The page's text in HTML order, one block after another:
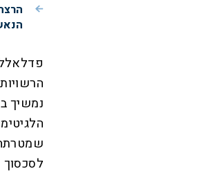
נמשיך
לסכסוך